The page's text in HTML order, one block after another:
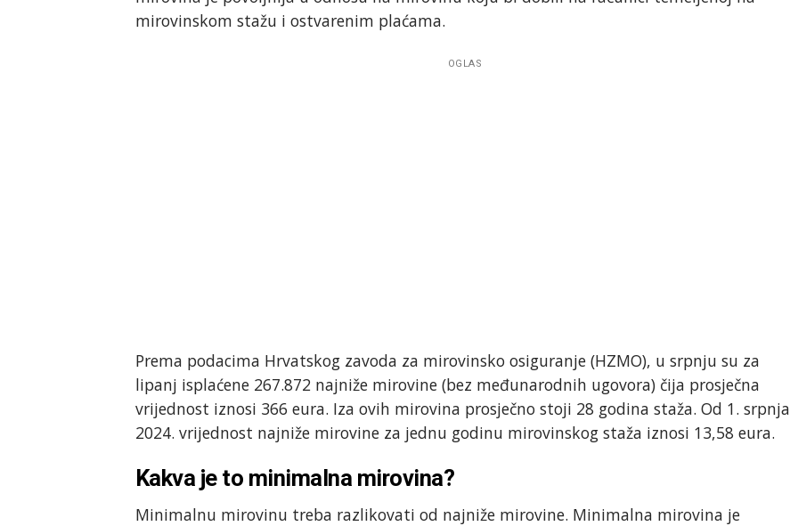
mirovinskom stažu i ostvarenim plaćama.
OGLAS
Prema podacima Hrvatskog zavoda za mirovinsko osiguranje (HZMO), u srpnju su za
lipanj isplaćene 267.872 najniže mirovine (bez međunarodnih ugovora) čija prosječna
vrijednost iznosi 366 eura. Iza ovih mirovina prosječno stoji 28 godina staža. Od 1. srpnja
2024. vrijednost najniže mirovine za jednu godinu mirovinskog staža iznosi 13,58 eura.
Kakva je to minimalna mirovina?
Minimalnu mirovinu treba razlikovati od najniže mirovine. Minimalna mirovina je